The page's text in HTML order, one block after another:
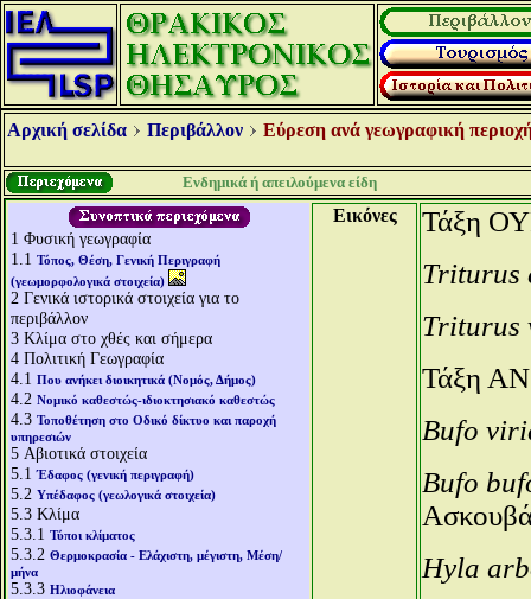
Αρχική σελίδα Περιβάλλον Εύρεση ανά γεωγραφική
Ενδημικά ή απειλούμενα είδη
1 Φυσική γεωγραφία
1.1 Τόπος, Θέση, Γενική Περιγραφή
(γεωμορφολογικά στοιχεία)
2 Γενικά ιστορικά στοιχεία για το
περιβάλλον
3 Κλίμα στο χθές και σήμερα
4 Πολιτική Γεωγραφία
4.1 Που ανήκει διοικητικά (Νομός, Δήμος)
4.2 Νομικό καθεστώς-ιδιοκτησιακό καθεστώς
4.3 Τοποθέτηση στο Οδικό δίκτυο και παροχή
υπηρεσιών
5 Αβιοτικά στοιχεία
5.1Έδαφος (γενική περιγραφή)
5.2 Υπέδαφος (γεωλογικά στοιχεία)
5.3 Κλίμα
5.3.1 Τύποι κλίματος
5.3.2 Θερμοκρασία - Ελάχιστη, μέγιστη, Μέση/
μήνα
5.3.3 Ηλιοφάνεια
Εικόνες
Τάξη
Triturus
Τάξη
Bufo
Bufo
Hyla